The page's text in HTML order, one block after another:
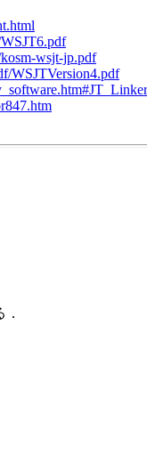
wsjt-jp.pdf
WSJTVersion4.pdf